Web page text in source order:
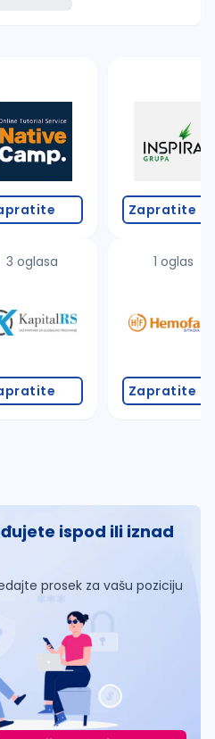
greške (koristite č, ć, š, đ,
odabrani grad
filtere pretrage
3 oglasa
Zapratite
1 oglas
Zapratite
ispod ili iznad
prosek za vašu poziciju